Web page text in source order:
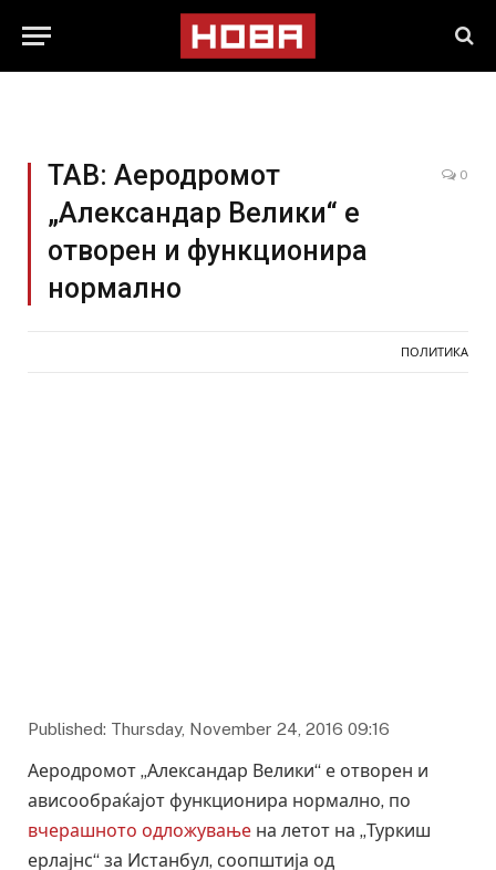
ТАВ: Аеродромот
„Александар Велики“ е
отворен и функционира
нормално
0
ПОЛИТИКА
Published: Thursday, November 24, 2016 09:16
Аеродромот „Александар Велики“ е отворен и
ависообраќајот функционира нормално, по
вчерашното одложување на летот на „Туркиш
ерлајнс“ за Истанбул, соопштија од